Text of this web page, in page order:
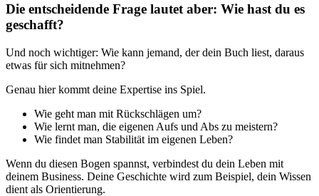
Die entscheidende Frage lautet aber: Wie hast du es
geschafft?
Und noch wichtiger: Wie kann jemand, der dein Buch liest, daraus
etwas für sich mitnehmen?
Genau hier kommt deine Expertise ins Spiel.
Wie geht man mit Rückschlägen um?
Wie lernt man, die eigenen Aufs und Abs zu meistern?
Wie findet man Stabilität im eigenen Leben?
Wenn du diesen Bogen spannst, verbindest du dein Leben mit
deinem Business. Deine Geschichte wird zum Beispiel, dein Wissen
dient als Orientierung.